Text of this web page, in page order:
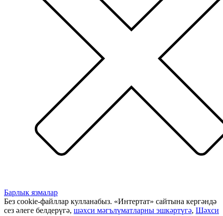
Барлык язмалар
Без cookie-файллар кулланабыз. «Интертат» сайтына кергәндә
сез әлеге белдерүгә, шәхси мәгълүматларны эшкәртүгә, Шәхси